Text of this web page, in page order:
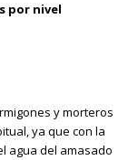
por nivel
y morteros
ya que con la
agua del amasado